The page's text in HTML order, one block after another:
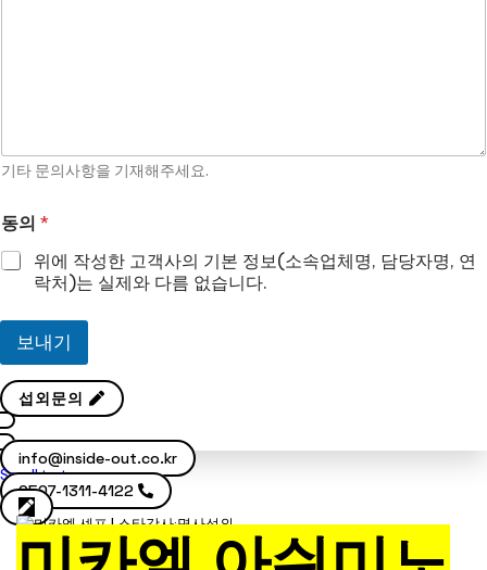
기타 문의사항을 기재해주세요.
동의 *
위에 작성한 고객사의 기본 정보(소속업체명, 담당자명, 연
락처)는 실제와 다름 없습니다.
보내기
섭외문의
info@inside-out.co.kr
Scroll to top
0507-1311-4122